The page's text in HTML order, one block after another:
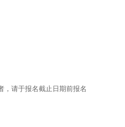
，请于报名截止日期前报名